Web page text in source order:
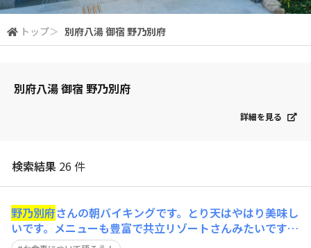
トップ＞ 別府八湯 御宿 野乃別府
別府八湯 御宿 野乃別府
詳細を見る
検索結果 26 件
野乃別府さんの朝バイキングです。とり天はやはり美味し
いです。メニューも豊富で共立リゾートさんみたいです。
( ´ ▽ ` )ﾉ夕食も美味しかったです！( ´ ▽ ` )ﾉ